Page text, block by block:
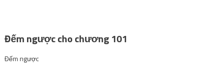
Đếm ngược cho chương 101
Đếm ngược